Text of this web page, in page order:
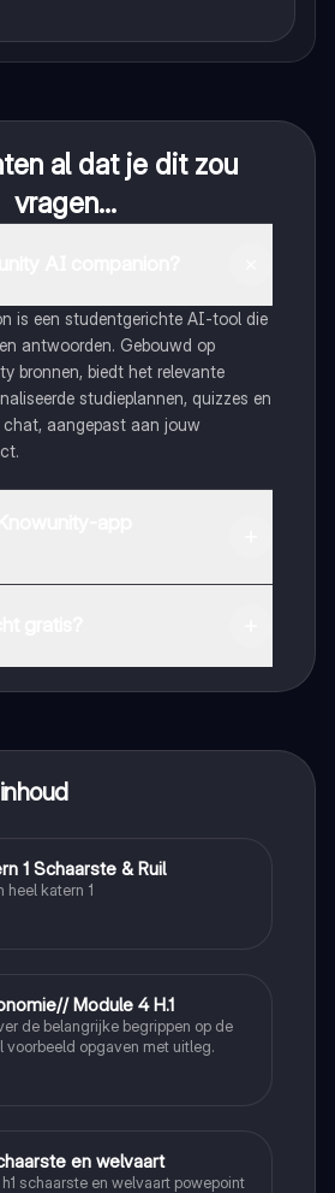
al dat je dit zou
vragen...
is een studentgerichte AI-tool die
antwoorden. Gebouwd op
bronnen, biedt het relevante
studieplannen, quizzes en
aangepast aan jouw
1 Schaarste & Ruil
heel katern 1
Module 4 H.1
de belangrijke begrippen op de
voorbeeld opgaven met uitleg.
en welvaart
schaarste en welvaart powepoint